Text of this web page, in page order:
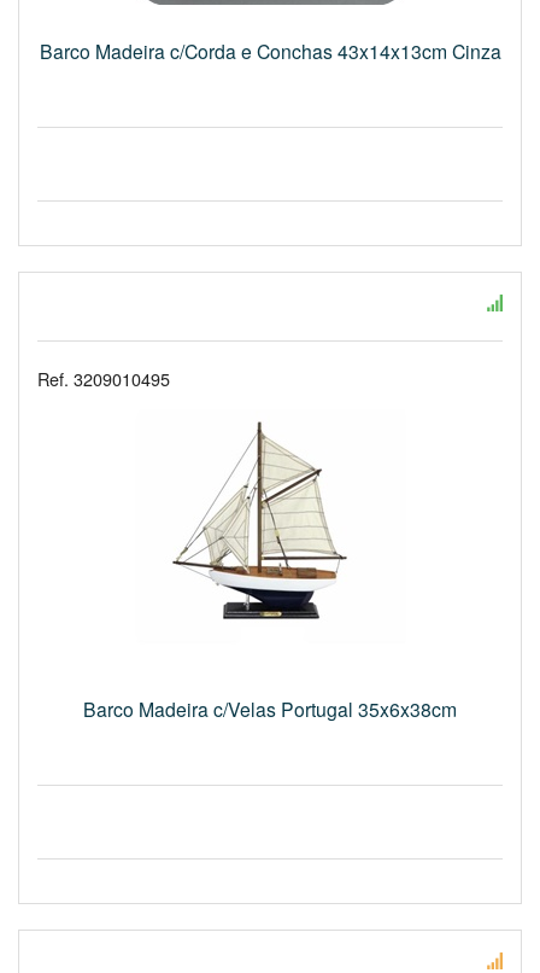
Barco Madeira c/Corda e Conchas 43x14x13cm Cinza
Ref. 3209010495
Barco Madeira c/Velas Portugal 35x6x38cm